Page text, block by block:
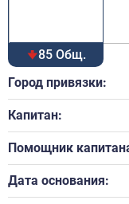
85 Общ.
Город привязки:
Капитан:
Помощник
Дата основания: